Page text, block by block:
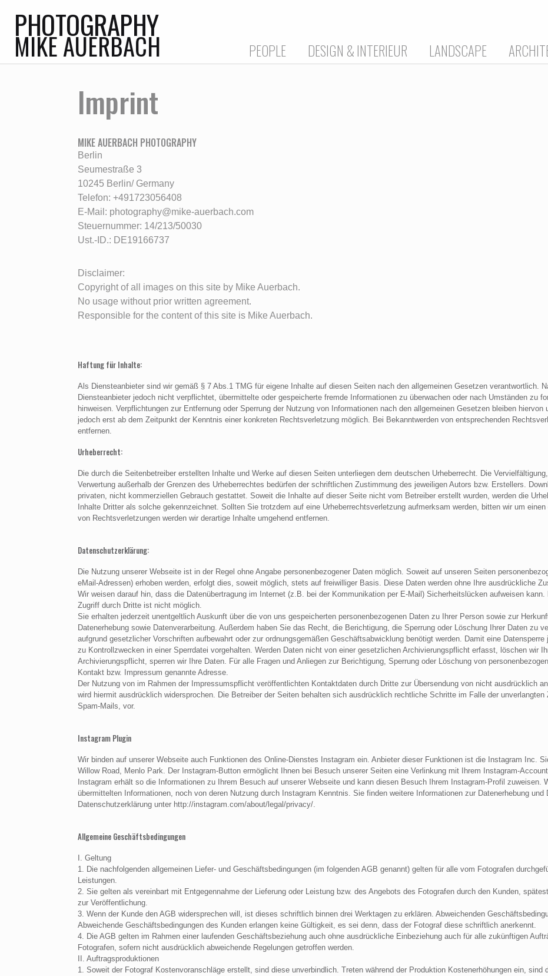
PHOTOGRAPHY
MIKE AUERBACH PEOPLE DESIGN & INTERIEUR LANDSCAPE
Imprint
MIKE AUERBACH PHOTOGRAPHY
Berlin
Seumestraße 3
10245 Berlin/ Germany
Telefon: +491723056408
E-Mail: photography@mike-auerbach.com
Steuernummer: 14/213/50030
Ust.-ID.: DE19166737
Disclaimer:
Copyright of all images on this site by Mike Auerbach.
No usage without prior written agreement.
Responsible for the content of this site is Mike Auerbach.
Haftung für Inhalte:
Als Diensteanbieter sind wir gemäß § 7 Abs.1 TMG für eigene Inhalte auf diesen Seiten nach den allgemeinen Gesetzen verantwortlich.
Diensteanbieter jedoch nicht verpflichtet, übermittelte oder gespeicherte fremde Informationen zu überwachen oder nach Umständen zu
hinweisen. Verpflichtungen zur Entfernung oder Sperrung der Nutzung von Informationen nach den allgemeinen Gesetzen bleiben
jedoch erst ab dem Zeitpunkt der Kenntnis einer konkreten Rechtsverletzung möglich. Bei Bekanntwerden von entsprechenden
entfernen.
Urheberrecht:
Die durch die Seitenbetreiber erstellten Inhalte und Werke auf diesen Seiten unterliegen dem deutschen Urheberrecht. Die
Verwertung außerhalb der Grenzen des Urheberrechtes bedürfen der schriftlichen Zustimmung des jeweiligen Autors bzw. Erstellers.
privaten, nicht kommerziellen Gebrauch gestattet. Soweit die Inhalte auf dieser Seite nicht vom Betreiber erstellt wurden, werden die
Inhalte Dritter als solche gekennzeichnet. Sollten Sie trotzdem auf eine Urheberrechtsverletzung aufmerksam werden, bitten wir um
von Rechtsverletzungen werden wir derartige Inhalte umgehend entfernen.
Datenschutzerklärung:
Die Nutzung unserer Webseite ist in der Regel ohne Angabe personenbezogener Daten möglich. Soweit auf unseren Seiten
eMail-Adressen) erhoben werden, erfolgt dies, soweit möglich, stets auf freiwilliger Basis. Diese Daten werden ohne Ihre ausdrückliche
Wir weisen darauf hin, dass die Datenübertragung im Internet (z.B. bei der Kommunikation per E-Mail) Sicherheitslücken aufweisen
Zugriff durch Dritte ist nicht möglich.
Sie erhalten jederzeit unentgeltlich Auskunft über die von uns gespeicherten personenbezogenen Daten zu Ihrer Person sowie zur
Datenerhebung sowie Datenverarbeitung. Außerdem haben Sie das Recht, die Berichtigung, die Sperrung oder Löschung Ihrer Daten zu
aufgrund gesetzlicher Vorschriften aufbewahrt oder zur ordnungsgemäßen Geschäftsabwicklung benötigt werden. Damit eine
zu Kontrollzwecken in einer Sperrdatei vorgehalten. Werden Daten nicht von einer gesetzlichen Archivierungspflicht erfasst, löschen wir
Archivierungspflicht, sperren wir Ihre Daten. Für alle Fragen und Anliegen zur Berichtigung, Sperrung oder Löschung von
Kontakt bzw. Impressum genannte Adresse.
Der Nutzung von im Rahmen der Impressumspflicht veröffentlichten Kontaktdaten durch Dritte zur Übersendung von nicht ausdrücklich
wird hiermit ausdrücklich widersprochen. Die Betreiber der Seiten behalten sich ausdrücklich rechtliche Schritte im Falle der
Spam-Mails, vor.
Instagram Plugin
Wir binden auf unserer Webseite auch Funktionen des Online-Dienstes Instagram ein. Anbieter dieser Funktionen ist die Instagram Inc.
Willow Road, Menlo Park. Der Instagram-Button ermöglicht Ihnen bei Besuch unserer Seiten eine Verlinkung mit Ihrem Instagram-
Instagram erhält so die Informationen zu Ihrem Besuch auf unserer Webseite und kann diesen Besuch Ihrem Instagram-Profil zuweisen.
übermittelten Informationen, noch von deren Nutzung durch Instagram Kenntnis. Sie finden weitere Informationen zur Datenerhebung
Datenschutzerklärung unter http://instagram.com/about/legal/privacy/.
Allgemeine Geschäftsbedingungen
I. Geltung
1. Die nachfolgenden allgemeinen Liefer- und Geschäftsbedingungen (im folgenden AGB genannt) gelten für alle vom Fotografen
Leistungen.
2. Sie gelten als vereinbart mit Entgegennahme der Lieferung oder Leistung bzw. des Angebots des Fotografen durch den Kunden,
zur Veröffentlichung.
3. Wenn der Kunde den AGB widersprechen will, ist dieses schriftlich binnen drei Werktagen zu erklären. Abweichenden
Abweichende Geschäftsbedingungen des Kunden erlangen keine Gültigkeit, es sei denn, dass der Fotograf diese schriftlich anerkennt.
4. Die AGB gelten im Rahmen einer laufenden Geschäftsbeziehung auch ohne ausdrückliche Einbeziehung auch für alle zukünftigen
Fotografen, sofern nicht ausdrücklich abweichende Regelungen getroffen werden.
II. Auftragsproduktionen
1. Soweit der Fotograf Kostenvoranschläge erstellt, sind diese unverbindlich. Treten während der Produktion Kostenerhöhungen ein, sind